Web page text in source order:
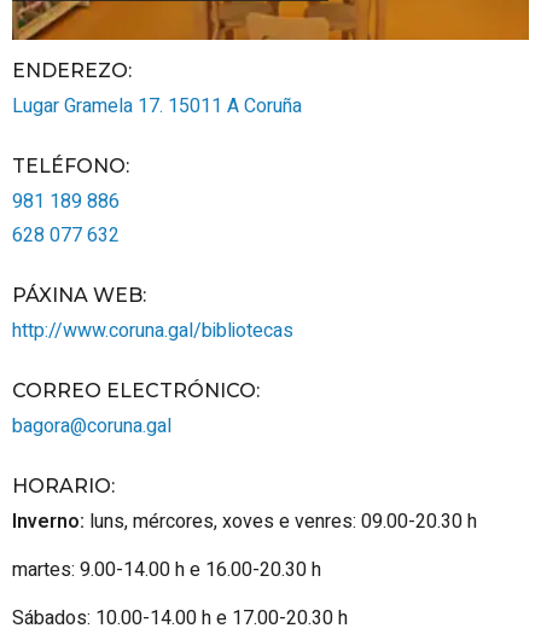
ENDEREZO:
Lugar Gramela 17. 15011 A Coruña
TELÉFONO:
981 189 886
628 077 632
PÁXINA WEB:
http://www.coruna.gal/bibliotecas
CORREO ELECTRÓNICO:
bagora@coruna.gal
HORARIO:
Inverno: luns, mércores, xoves e venres: 09.00-20.30 h
martes: 9.00-14.00 h e 16.00-20.30 h
Sábados: 10.00-14.00 h e 17.00-20.30 h